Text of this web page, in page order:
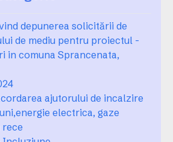
depunerea solicitării de
de mediu pentru proiectul -
in comuna Sprancenata,
ajutorului de incalzire
electrica, gaze